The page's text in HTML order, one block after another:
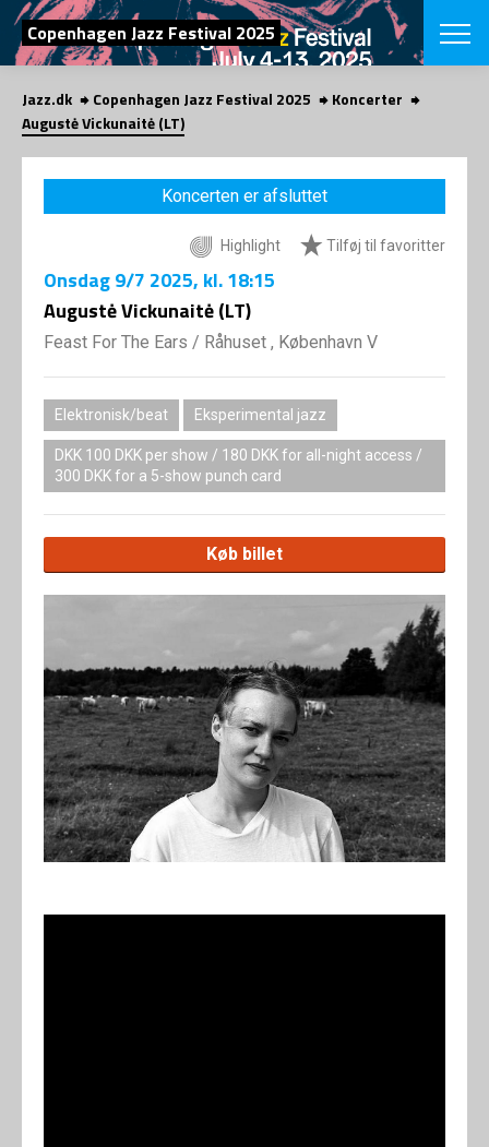
SØG
Copenhagen Jazz Festival 2025
English
VÆLG
VINTERJAZZ
Temaer
LOCATIONS
Kontakt
Om fonden
SHOP
Jazz.dk Copenhagen Jazz Festival 2025
Koncerter
Augustė Vickunaitė (LT)
Koncerten er afsluttet
Highlight Tilføj til favoritter
Onsdag9/7 2025, kl. 18:15
Augustė Vickunaitė (LT)
Feast For The Ears / Råhuset , København V
Elektronisk/beat Eksperimental jazz
DKK 100 DKK per show / 180 DKK for all-night access /
300 DKK for a 5-show punch card
Køb billet